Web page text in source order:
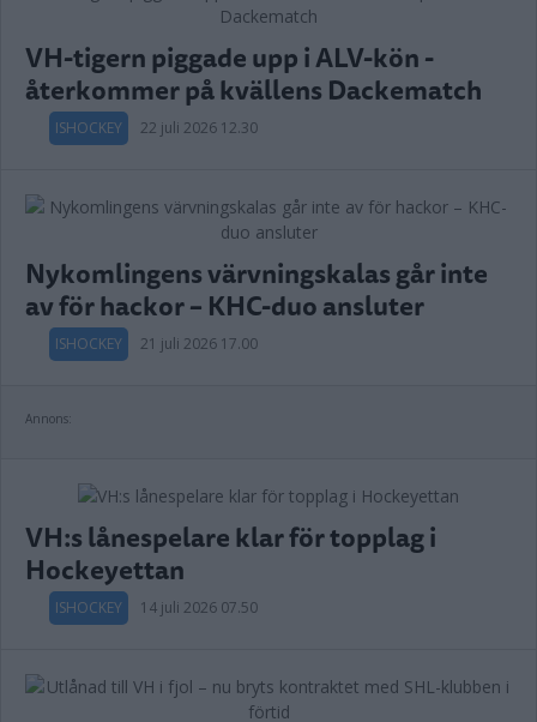
VH-tigern piggade upp i ALV-kön -
återkommer på kvällens Dackematch
ISHOCKEY 22 juli 2026 12.30
Nykomlingens värvningskalas går inte
av för hackor – KHC-duo ansluter
ISHOCKEY 21 juli 2026 17.00
Annons:
VH:s lånespelare klar för topplag i
Hockeyettan
ISHOCKEY 14 juli 2026 07.50